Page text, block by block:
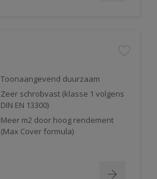
Toonaangevend duurzaam
Zeer schrobvast (klasse 1 volgens
DIN EN 13300)
Meer m2 door hoog rendement
(Max Cover formula)